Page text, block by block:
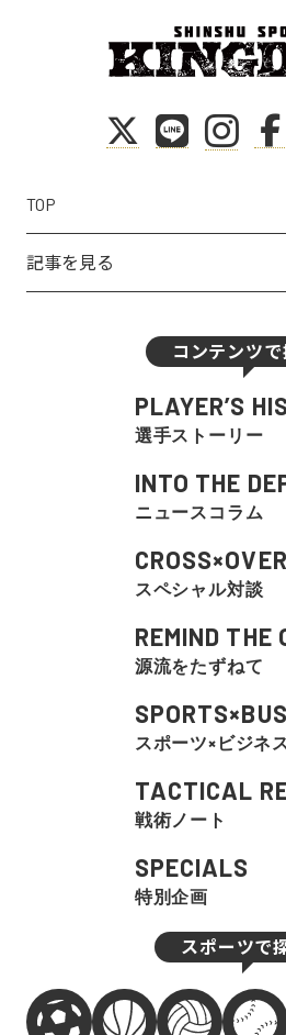
TOP
記事を見る
コンテンツで
PLAYER’S
選手ストーリー
INTO THE
ニュースコラム
CROSS×OVER
スペシャル対談
REMIND THE
源流をたずねて
スポーツ×ビジネ
TACTICAL
戦術ノート
SPECIALS
特別企画
スポーツで